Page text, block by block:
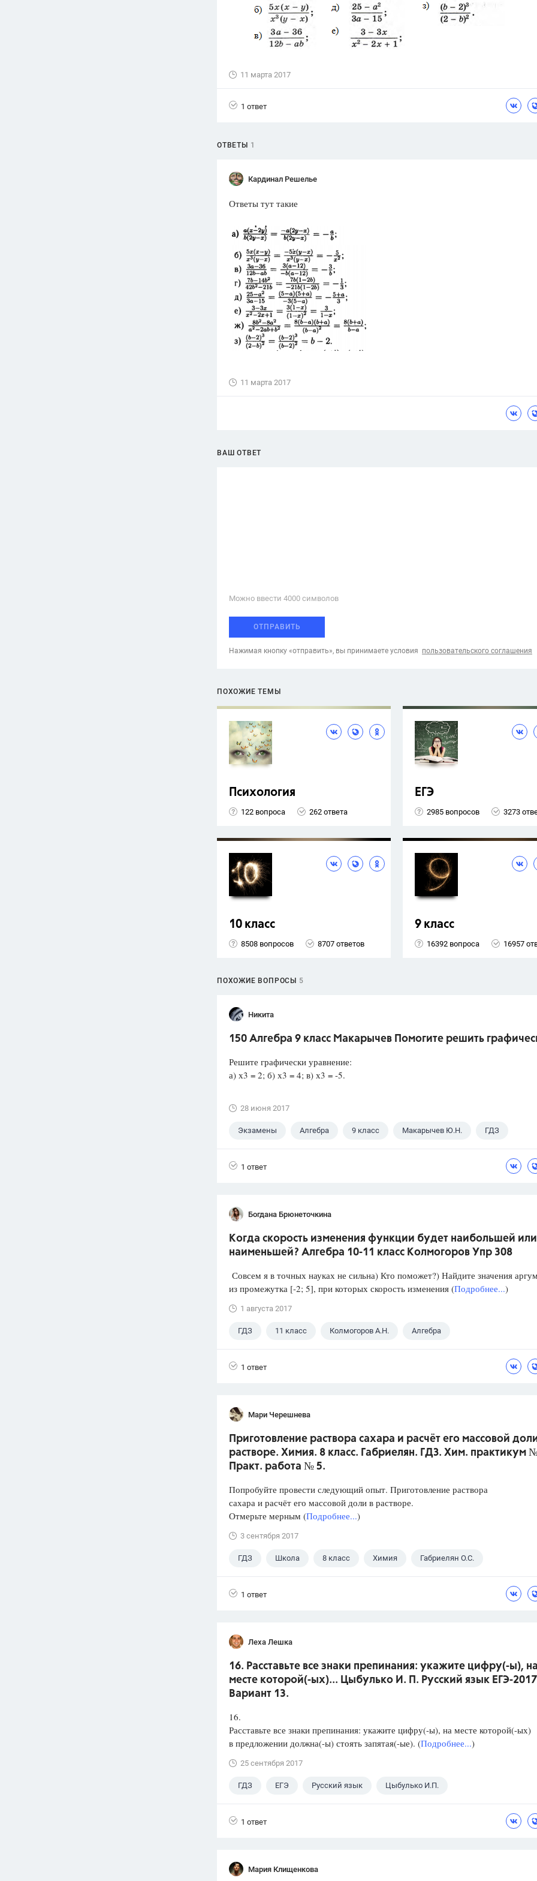
ответ
Цветков Л. А.
11 марта 2017
1 ответ
ОТВЕТЫ 1
Кардинал Решелье
Ответы тут такие
11 марта 2017
ВАШ ОТВЕТ
Можно ввести 4000 cимволов
ОТПРАВИТЬ
Нажимая кнопку «отправить», вы принимаете условия пользовательского соглашения
ПОХОЖИЕ ТЕМЫ
Психология
122 вопроса 262 ответа
ЕГЭ
2985 вопросов 3273
10 класс
8508 вопросов 8707 ответов
9 класс
16392 вопроса 16957
ПОХОЖИЕ ВОПРОСЫ 5
Никита
150 Алгебра 9 класс Макарычев Помогите решить
Решите графически уравнение:
а) х3 = 2; б) х3 = 4; в) х3 = -5.
28 июня 2017
Экзамены Алгебра 9 класс Макарычев Ю.Н. ГДЗ
1 ответ
Богдана Брюнеточкина
Когда скорость изменения функции будет наибольшей или
наименьшей? Алгебра 10-11 класс Колмогоров Упр 308
Совсем я в точных науках не сильна) Кто поможет?) Найдите значения
из промежутка [-2; 5], при которых скорость изменения (Подробнее...)
1 августа 2017
ГДЗ 11 класс Колмогоров А.Н. Алгебра
1 ответ
Мари Черешнева
Приготовление раствора сахара и расчёт его массовой
растворе. Химия. 8 класс. Габриелян. ГДЗ. Хим. практикум
Практ. работа № 5.
Попробуйте провести следующий опыт. Приготовление раствора
сахара и расчёт его массовой доли в растворе.
Отмерьте мерным (Подробнее...)
3 сентября 2017
ГДЗ Школа 8 класс Химия Габриелян О.С.
1 ответ
Леха Лешка
16. Расставьте все знаки препинания: укажите цифру(-ы), на
месте которой(-ых)... Цыбулько И. П. Русский язык ЕГЭ-
Вариант 13.
16.
Расставьте все знаки препинания: укажите цифру(-ы), на месте которой(-ых)
в предложении должна(-ы) стоять запятая(-ые). (Подробнее...)
25 сентября 2017
ГДЗ ЕГЭ Русский язык Цыбулько И.П.
1 ответ
Мария Клищенкова